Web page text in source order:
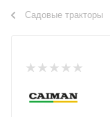
Садовые тракторы